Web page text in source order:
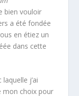
bien vouloir
a été fondée
en étiez un
dans cette
j’ai
mon choix pour